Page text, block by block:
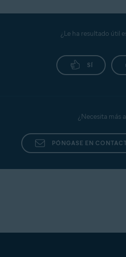
¿Le ha resultado útil
SÍ
¿Necesita más
PÓNGASE EN